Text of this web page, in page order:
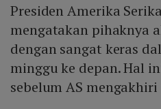
Presiden Amerika
mengatakan pihaknya
dengan sangat keras
minggu ke depan. Hal
sebelum AS